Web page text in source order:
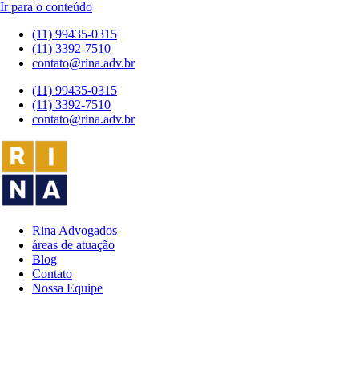
Ir para o conteúdo
(11) 99435-0315
(11) 3392-7510
contato@rina.adv.br
(11) 99435-0315
(11) 3392-7510
contato@rina.adv.br
Rina Advogados
áreas de atuação
Blog
Contato
Nossa Equipe